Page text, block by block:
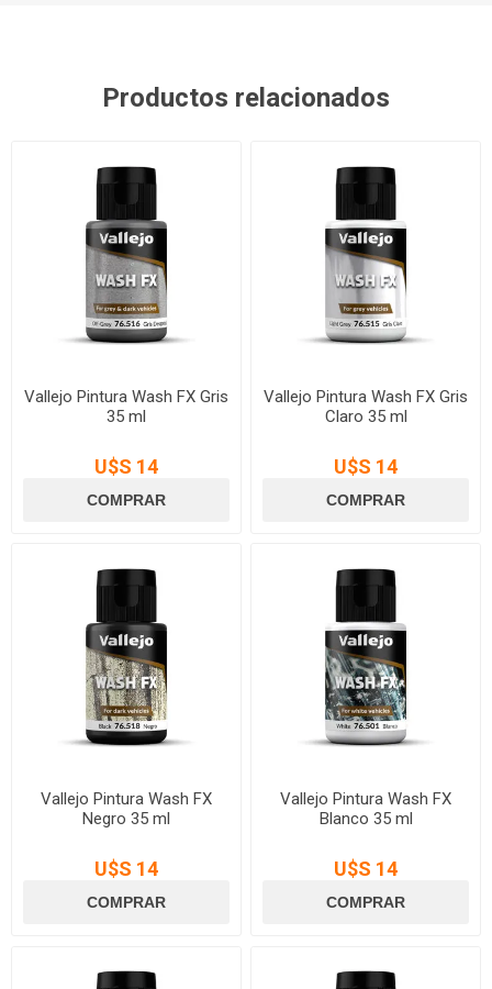
Productos relacionados
Vallejo Pintura Wash FX Gris
35 ml
U$S 14
Vallejo Pintura Wash FX Gris
Claro 35 ml
U$S 14
Vallejo Pintura Wash FX
Negro 35 ml
U$S 14
Vallejo Pintura Wash FX
Blanco 35 ml
U$S 14